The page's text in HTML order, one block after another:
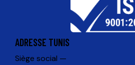
ADRESSE TUNIS
Siège social —